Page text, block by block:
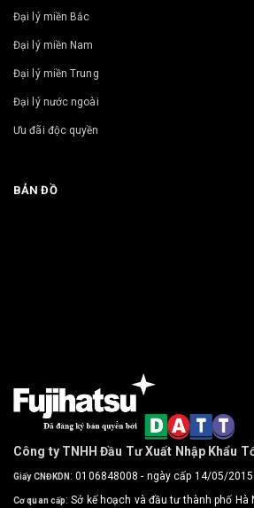
Đại lý miền Bắc
Đại lý miền Nam
Đại lý miền Trung
Đại lý nước ngoài
Ưu đãi độc quyền
BẢN ĐỒ
Công ty TNHH Đầu Tư Xuất Nhập Khẩu
Giấy CNĐKDN : 0106848008 - ngày cấp 14/05/
Cơ quan cấp: Sở kế hoạch và đầu tư thành phố Hà